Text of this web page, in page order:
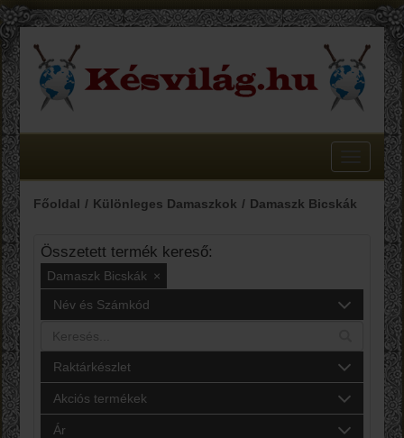
Toggle
Főoldal
Különleges Damaszkok Damaszk Bicskák
Összetett termék kereső:
Damaszk Bicskák ×
Név és Számkód
Raktárkészlet
Akciós termékek
Ár